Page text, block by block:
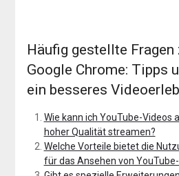
Häufig gestellte Fragen
Google Chrome: Tipps
ein besseres
Wie kann ich YouTube-Videos
hoher Qualität streamen?
Welche Vorteile bietet die
für das Ansehen von